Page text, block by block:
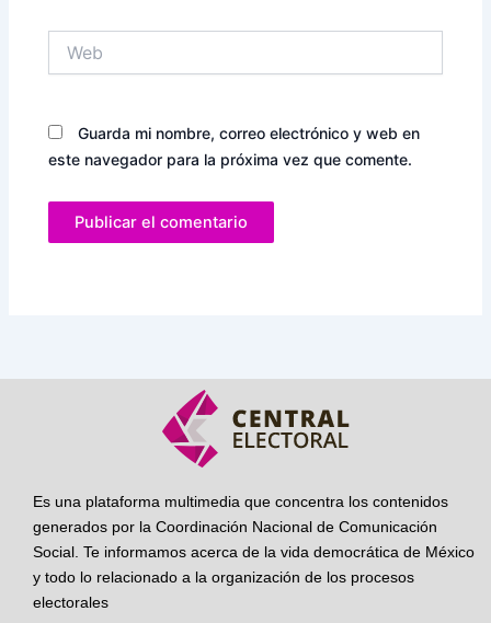
Guarda mi nombre, correo electrónico y web en
este navegador para la próxima vez que comente.
Es una plataforma multimedia que concentra los contenidos
generados por la Coordinación Nacional de Comunicación
Social. Te informamos acerca de la vida democrática de México
y todo lo relacionado a la organización de los procesos
electorales